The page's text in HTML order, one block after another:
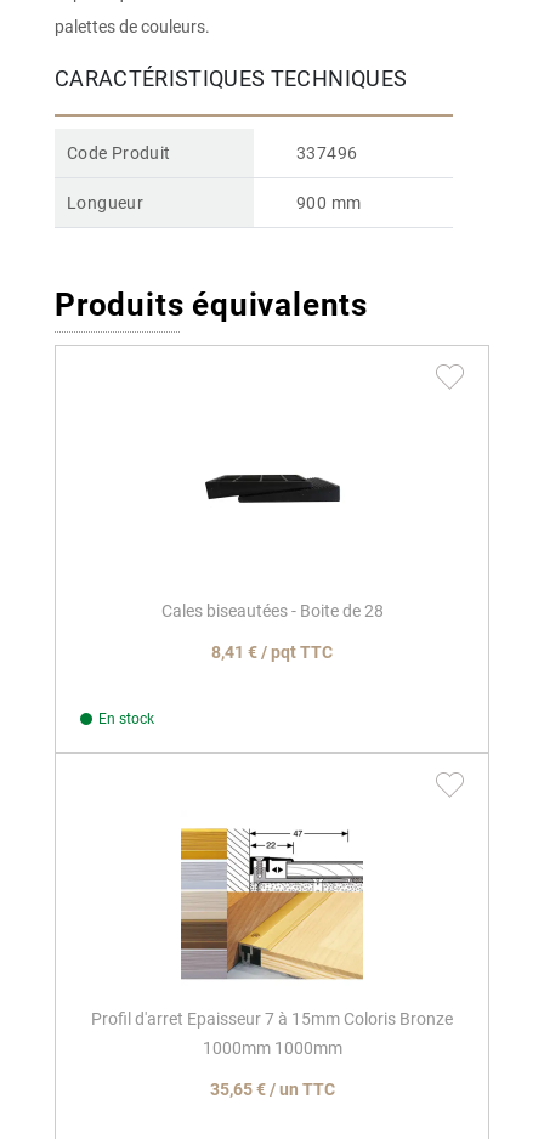
palettes de couleurs.
CARACTÉRISTIQUES TECHNIQUES
Code Produit 337496
Longueur 900 mm
Produits équivalents
Cales biseautées - Boite de 28
8,41 € / pqt TTC
En stock
Profil d'arret Epaisseur 7 à 15mm Coloris Bronze
1000mm 1000mm
35,65 € / un TTC